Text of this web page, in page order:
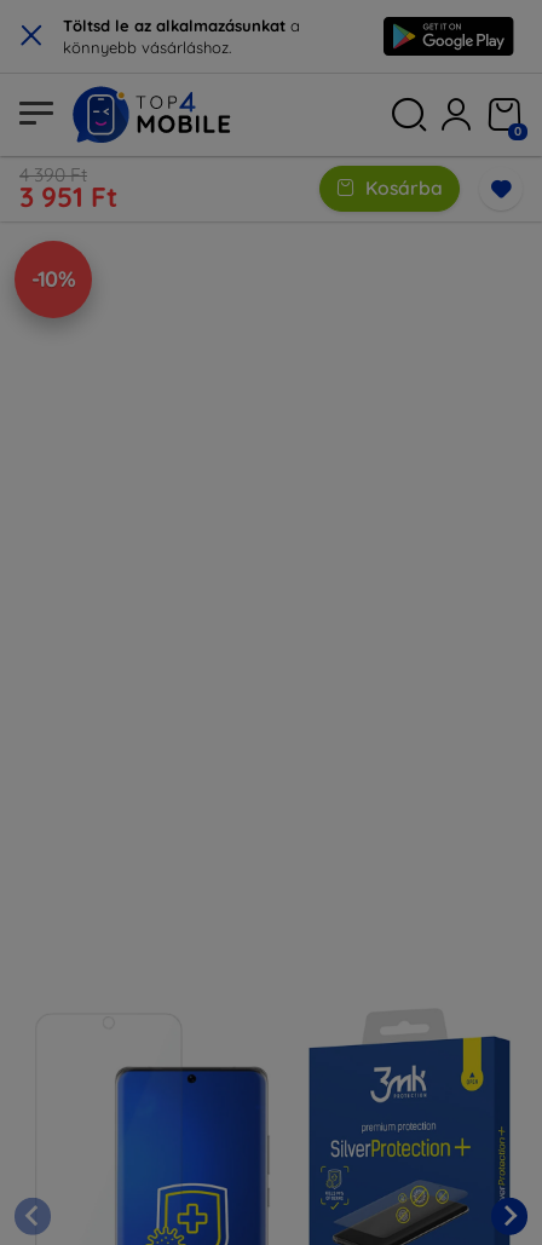
× Töltsd le az alkalmazásunkat a
könnyebb vásárláshoz.
0
4 390 Ft
3 951 Ft Kosárba
-10%